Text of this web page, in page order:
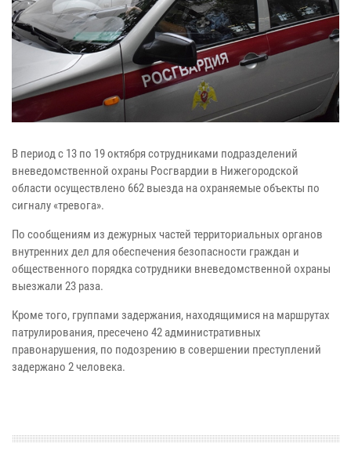
В период с 13 по 19 октября сотрудниками подразделений
вневедомственной охраны Росгвардии в Нижегородской
области осуществлено 662 выезда на охраняемые объекты по
сигналу «тревога».
По сообщениям из дежурных частей территориальных органов
внутренних дел для обеспечения безопасности граждан и
общественного порядка сотрудники вневедомственной охраны
выезжали 23 раза.
Кроме того, группами задержания, находящимися на маршрутах
патрулирования, пресечено 42 административных
правонарушения, по подозрению в совершении преступлений
задержано 2 человека.